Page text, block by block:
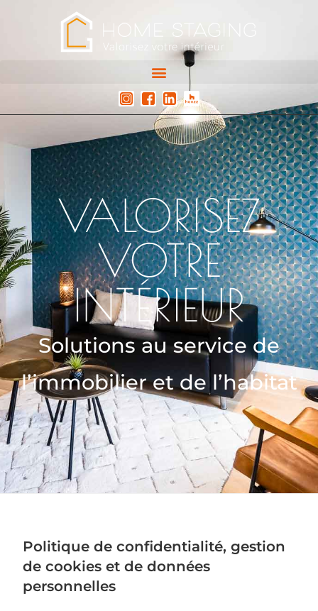
VALORISEZ
VOTRE
INTÉRIEUR
Solutions au service de
l’immobilier et de l’habitat
Politique de confidentialité, gestion
de cookies et de données
personnelles